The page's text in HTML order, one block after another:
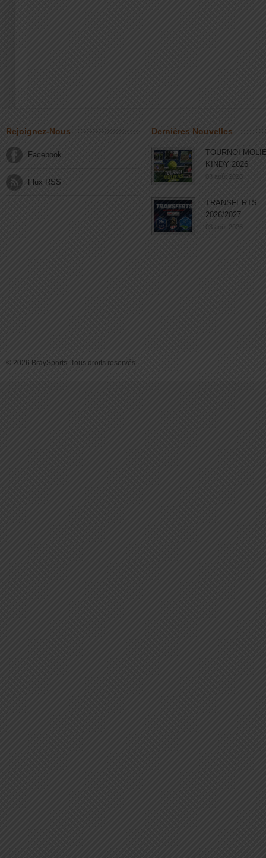
Rejoignez-Nous
Facebook
Flux RSS
Dernières Nouvelles
TOURNOI
KINDY 2026
03 août 2026
TRANSFERTS
2026/2027
03 août 2026
© 2026 BraySports. Tous droits reservés.